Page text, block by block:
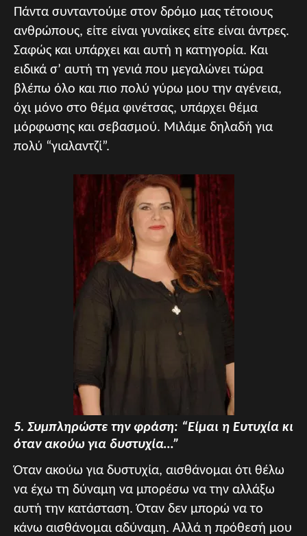
Πάντα συνταντούμε στον δρόμο μας τέτοιους
ανθρώπους, είτε είναι γυναίκες είτε είναι άντρες.
Σαφώς και υπάρχει και αυτή η κατηγορία. Και
ειδικά σ’ αυτή τη γενιά που μεγαλώνει τώρα
βλέπω όλο και πιο πολύ γύρω μου την αγένεια,
όχι μόνο στο θέμα φινέτσας, υπάρχει θέμα
μόρφωσης και σεβασμού. Μιλάμε δηλαδή για
πολύ “γιαλαντζί”.
5. Συμπληρώστε την φράση: “Είμαι η Ευτυχία κι
όταν ακούω για δυστυχία…”
Όταν ακούω για δυστυχία, αισθάνομαι ότι θέλω
να έχω τη δύναμη να μπορέσω να την αλλάξω
αυτή την κατάσταση. Όταν δεν μπορώ να το
κάνω αισθάνομαι αδύναμη. Αλλά η πρόθεσή μου